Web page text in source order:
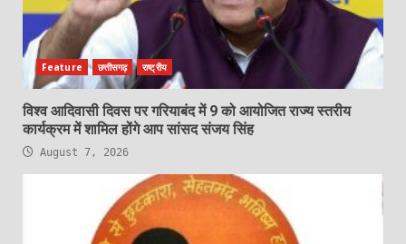
Feature छत्तीसगढ़ राष्ट्रीय
विश्व आदिवासी दिवस पर गरियाबंद में 9 को आयोजित राज्य स्तरीय
कार्यक्रम में शामिल होंगे आप सांसद संजय सिंह
August 7, 2026